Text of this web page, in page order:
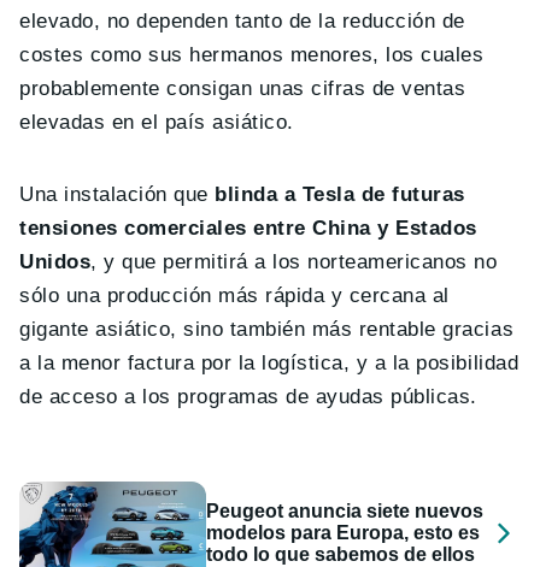
elevado, no dependen tanto de la reducción de
costes como sus hermanos menores, los cuales
probablemente consigan unas cifras de ventas
elevadas en el país asiático.
Una instalación que blinda a Tesla de futuras
tensiones comerciales entre China y Estados
Unidos, y que permitirá a los norteamericanos no
sólo una producción más rápida y cercana al
gigante asiático, sino también más rentable gracias
a la menor factura por la logística, y a la posibilidad
de acceso a los programas de ayudas públicas.
Peugeot anuncia siete nuevos
modelos para Europa, esto es
todo lo que sabemos de ellos